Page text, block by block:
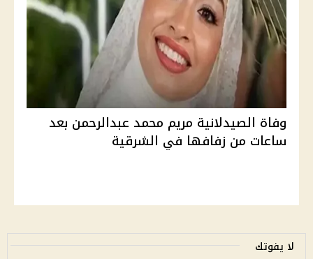
وفاة الصيدلانية مريم محمد عبدالرحمن بعد
ساعات من زفافها في الشرقية
لا يفوتك